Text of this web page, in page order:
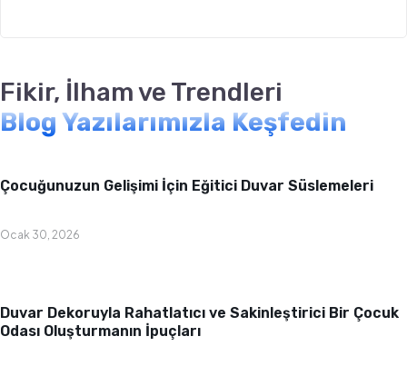
Fikir, İlham ve Trendleri
Blog Yazılarımızla Keşfedin
Çocuğunuzun Gelişimi İçin Eğitici Duvar Süslemeleri
Ocak 30, 2026
Duvar Dekoruyla Rahatlatıcı ve Sakinleştirici Bir Çocuk
Odası Oluşturmanın İpuçları